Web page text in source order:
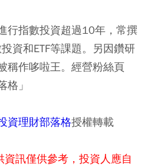
行指數投資超過10年，常撰
資和ETF等課題。另因鑽研
稱作哆啦王。經營粉絲頁
格」
資理財部落格授權轉載
訊僅供參考，投資人應自